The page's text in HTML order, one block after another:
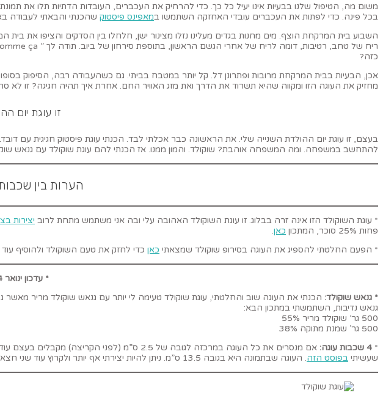
משום מה, הטיפול שלנו בבעיות אינו יעיל כל כך. כדי להרחיק את העכברים, העובדות הדתיות תלו את
בכל פינה. כדי לפתות את העכברים עובדי האחזקה השתמשו במאפינס פיסטוק שהכנתי והבאתי לעבודה
השבוע בית המרקחת הוצף. מים מחנות בגדים מעלינו נזלו מצינור ישן, חלחלו בין הסדקים והציפו
כזה?
אכן, הבעיות בבית המרקחת מרובות ופתרונן דל. קל יותר במטבח בביתי. גם כשהעבודה רבה, הסיפוק בסופו
מחזיק את העוגה הזו ומקווה שהיא תשרוד את הדרך ואת מזג האוויר החם. אחרת איך תהיה חגיגה? זו לא
זו עוגת יום
בעצם, זו עוגת יום ההולדת השנייה שלי. את הראשונה כבר אכלתי לבד. הכנתי עוגת פיסטוק חגיגית עם
להתחשב במשפחה. ומה המשפחה אוהבת? שוקולד. והמון ממנו. אז הכנתי להם עוגת שוקולד עם גנאש
הערות בין
* עוגת השוקולד הזו אינה זרה בבלוג. זו עוגת השוקולד האהובה עלי ובה אני משתמש מתחת לרוב יצירות
פחות 25% סוכר, המתכון
כאן.
* הפעם החלטתי להספיג את העוגה בסירופ שוקולד שמצאתי כאן כדי לחזק את טעם השוקולד ולהוסיף
* עדכון ינואר 2024 *
* גנאש שוקולד:
גנאש נדיבות, השתמשתי במתכון הבא:
500 גר’ שוקולד מריר 55%
500 גר’ שמנת מתוקה 38%
* 4 שכבות עוגה:
אם מנסרים את כל העוגה במרכזה לגובה של 2.5
שעשיתי בפוסט הזה. העוגה שבתמונה היא בגובה 13.5 ס”מ. ניתן להיות יצירתי אף יותר ולקרוץ עוד שני חצאים מהפחת של העוגה להרכבת 5 שכבות עוגה!